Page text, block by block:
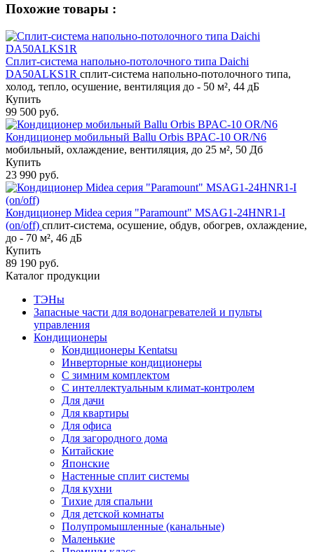
Похожие товары :
Сплит-система напольно-потолочного типа Daichi
DA50ALKS1R сплит-система напольно-потолочного типа,
холод, тепло, осушение, вентиляция до - 50 м², 44 дБ
Купить
99 500 руб.
Кондиционер мобильный Ballu Orbis BPAC-10 OR/N6
мобильный, охлаждение, вентиляция, до 25 м², 50 Дб
Купить
23 990 руб.
Кондиционер Midea серия "Paramount" MSAG1-24HNR1-I
(on/off) сплит-система, осушение, обдув, обогрев, охлаждение,
до - 70 м², 46 дБ
Купить
89 190 руб.
Каталог продукции
ТЭНы
Запасные части для водонагревателей и пульты
управления
Кондиционеры
Кондиционеры Kentatsu
Инверторные кондиционеры
С зимним комплектом
С интеллектуальным климат-контролем
Для дачи
Для квартиры
Для офиса
Для загородного дома
Китайские
Японские
Настенные сплит системы
Для кухни
Тихие для спальни
Для детской комнаты
Полупромышленные (канальные)
Маленькие